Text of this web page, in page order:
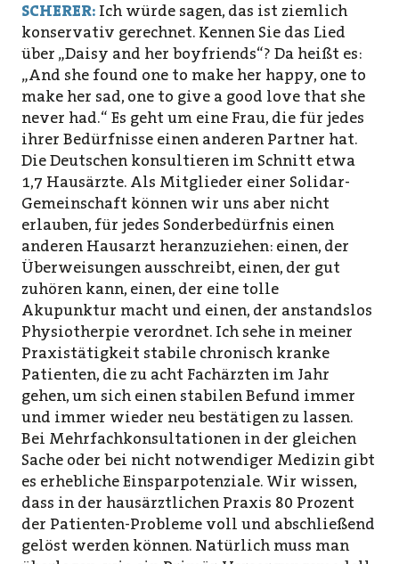
SCHERER: Ich würde sagen, das ist ziemlich
konservativ gerechnet. Kennen Sie das Lied
über „Daisy and her boyfriends“? Da heißt es:
„And she found one to make her happy, one to
make her sad, one to give a good love that she
never had.“ Es geht um eine Frau, die für jedes
ihrer Bedürfnisse einen anderen Partner hat.
Die Deutschen konsultieren im Schnitt etwa
1,7 Hausärzte. Als Mitglieder einer Solidar-
Gemeinschaft können wir uns aber nicht
erlauben, für jedes Sonderbedürfnis einen
anderen Hausarzt heranzuziehen: einen, der
Überweisungen ausschreibt, einen, der gut
zuhören kann, einen, der eine tolle
Akupunktur macht und einen, der anstandslos
Physiotherpie verordnet. Ich sehe in meiner
Praxis­tätigkeit stabile chronisch kranke
Patienten, die zu acht Fachärzten im Jahr
gehen, um sich einen stabilen Befund immer
und immer wieder neu bestätigen zu lassen.
Bei Mehrfachkonsultationen in der gleichen
Sache oder bei nicht notwendiger Medizin gibt
es erhebliche Einsparpotenziale. Wir wissen,
dass in der hausärztlichen Praxis 80 Prozent
der Patienten-Probleme voll und abschließend
gelöst werden können. Natürlich muss man